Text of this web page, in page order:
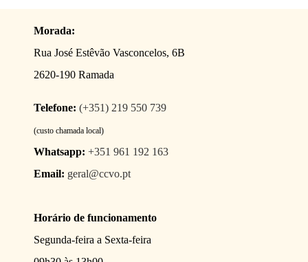
Morada:
Rua José Estêvão Vasconcelos, 6B
2620-190 Ramada
Telefone: (+351) 219 550 739
(custo chamada local)
Whatsapp: +351 961 192 163
Email: geral@ccvo.pt
Horário de funcionamento
Segunda-feira a Sexta-feira